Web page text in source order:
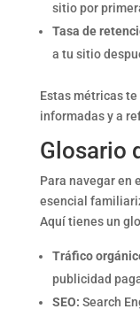
sitio por
Tasa de
a tu sitio
Estas métricas
informadas y a
Glosario
Para navegar en
esencial
Aquí tienes un
Tráfico
publicidad
SEO: Search